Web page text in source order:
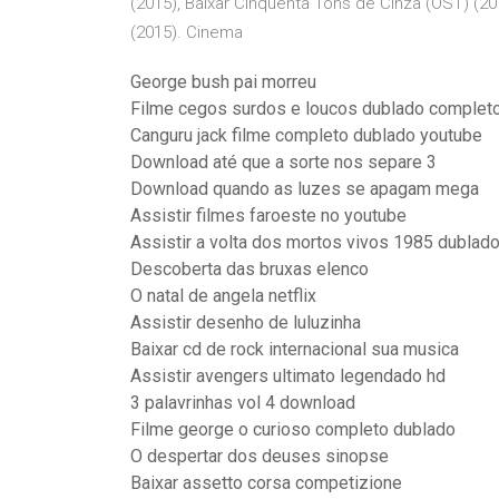
(2015). Cinema
George bush pai morreu
Filme cegos surdos e loucos dublado
Canguru jack filme completo dublado youtube
Download até que a sorte nos separe 3
Download quando as luzes se apagam mega
Assistir filmes faroeste no youtube
Assistir a volta dos mortos vivos 1985 dublado
Descoberta das bruxas elenco
O natal de angela netflix
Assistir desenho de luluzinha
Baixar cd de rock internacional sua musica
Assistir avengers ultimato legendado hd
3 palavrinhas vol 4 download
Filme george o curioso completo dublado
O despertar dos deuses sinopse
Baixar assetto corsa competizione